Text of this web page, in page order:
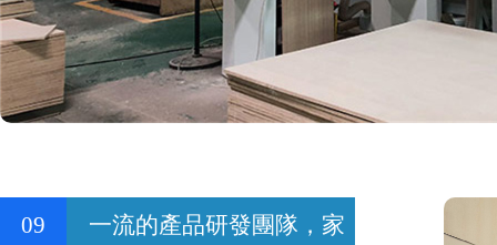
09 一流的產品研發團隊，家